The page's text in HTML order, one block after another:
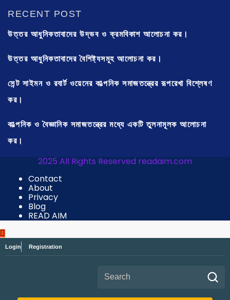
RECENT POST
উত্তর আধুনিকতাবাদের উদ্ভব ও ক্রমবিকাশ আলোচনা কর।
উত্তর আধুনিকতাবাদের বৈশিষ্ট্যসমূহ আলোচনা কর।
সেন্ট সাইমন ও রবার্ট ওয়েনের কাল্পনিক সমাজতন্ত্রের রূপরেখা বিশ্লেষণ
কর।
কাল্পনিক ও বৈজ্ঞানিক সমাজতন্ত্রের মধ্যে একটি তুলনামূলক আলোচনা
কর।
2025 All Rights Reserved readaim.com
Contact
About
Privacy
Blog
READ AIM
Login Registration